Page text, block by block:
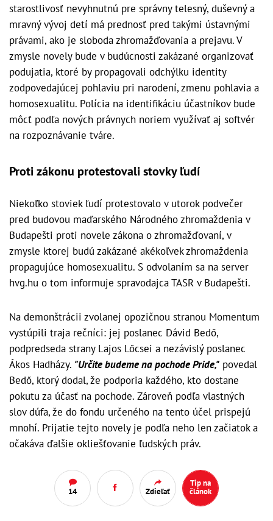
starostlivosť nevyhnutnú pre správny telesný, duševný a
mravný vývoj detí má prednosť pred takými ústavnými
právami, ako je sloboda zhromažďovania a prejavu. V
zmysle novely bude v budúcnosti zakázané organizovať
podujatia, ktoré by propagovali odchýlku identity
zodpovedajúcej pohlaviu pri narodení, zmenu pohlavia a
homosexualitu. Polícia na identifikáciu účastníkov bude
môcť podľa nových právnych noriem využívať aj softvér
na rozpoznávanie tváre.
Proti zákonu protestovali stovky ľudí
Niekoľko stoviek ľudí protestovalo v utorok podvečer
pred budovou maďarského Národného zhromaždenia v
Budapešti proti novele zákona o zhromažďovaní, v
zmysle ktorej budú zakázané akékoľvek zhromaždenia
propagujúce homosexualitu. S odvolaním sa na server
hvg.hu o tom informuje spravodajca TASR v Budapešti.
Na demonštrácii zvolanej opozičnou stranou Momentum
vystúpili traja rečníci: jej poslanec Dávid Bedő,
podpredseda strany Lajos Lőcsei a nezávislý poslanec
Ákos Hadházy. "Určite budeme na pochode Pride," povedal
Bedő, ktorý dodal, že podporia každého, kto dostane
pokutu za účasť na pochode. Zároveň podľa vlastných
slov dúfa, že do fondu určeného na tento účel prispejú
mnohí. Prijatie tejto novely je podľa neho len začiatok a
očakáva ďalšie okliešťovanie ľudských práv.
14 Zdieľať
Tip na
článok